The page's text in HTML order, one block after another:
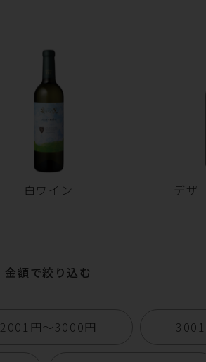
白ワイン デザ
金額で絞り込む
2001円〜3000円